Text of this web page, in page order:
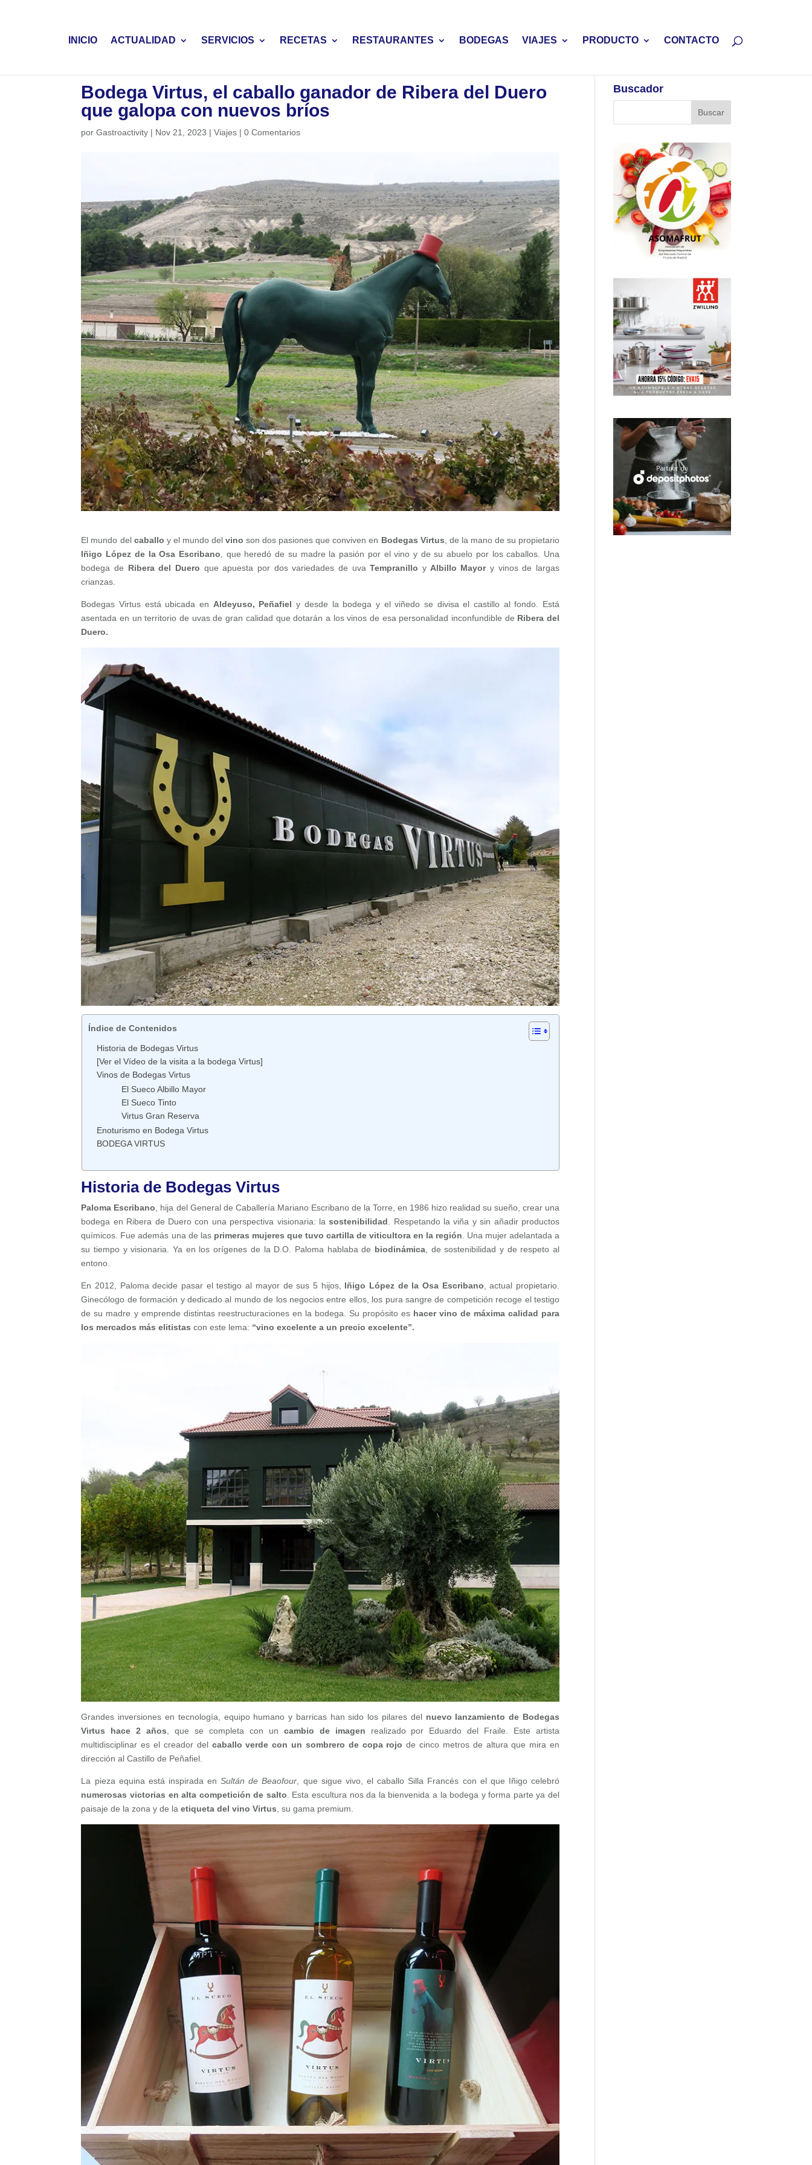
INICIO ACTUALIDAD SERVICIOS RECETAS RESTAURANTES BODEGAS VIAJES PRODUCTO CONTACTO
Bodega Virtus, el caballo ganador de Ribera del Duero
que galopa con nuevos bríos
porGastroactivity | Nov 21, 2023 |Viajes |0 Comentarios
El mundo del caballo y el mundo delvino son dos pasiones que conviven en Bodegas Virtus , de la mano de su propietario
Iñigo López de la Osa Escribano , que heredó de su madre la pasión por el vino y de su abuelo por los caballos. Una
bodega de Ribera del Duero que apuesta por dos variedades de uvaTempranilloy Albillo Mayory vinos de largas
crianzas.
Bodegas Virtus está ubicada en Aldeyuso, Peñafiel y desde la bodega y el viñedo se divisa el castillo al fondo. Está
asentada en un territorio de uvas de gran calidad que dotarán a los vinos de esa personalidad inconfundible de Ribera del
Duero.
Índice de Contenidos
Historia de Bodegas Virtus
[Ver el Vídeo de la visita a la bodega Virtus]
Vinos de Bodegas Virtus
El Sueco Albillo Mayor
El Sueco Tinto
Virtus Gran Reserva
Enoturismo en Bodega Virtus
BODEGA VIRTUS
Historia de Bodegas Virtus
Paloma Escribano, hija del General de Caballería Mariano Escribano de la Torre, en 1986 hizo realidad su sueño, crear una
bodega en Ribera de Duero con una perspectiva visionaria: lasostenibilidad. Respetando la viña y sin añadir productos
químicos. Fue además una de las primeras mujeres que tuvo cartilla de viticultora en la región. Una mujer adelantada a
su tiempo y visionaria. Ya en los orígenes de la D.O. Paloma hablaba de biodinámica, de sostenibilidad y de respeto al
entono.
En 2012, Paloma decide pasar el testigo al mayor de sus 5 hijos, Iñigo López de la Osa Escribano, actual propietario.
Ginecólogo de formación y dedicado al mundo de los negocios entre ellos, los pura sangre de competición recoge el testigo
de su madre y emprende distintas reestructuraciones en la bodega. Su propósito es hacer vino de máxima calidad para
los mercados más elitistas con este lema: “vino excelente a un precio excelente”.
Grandes inversiones en tecnología, equipo humano y barricas han sido los pilares del nuevo lanzamiento de Bodegas
Virtus hace 2 años , que se completa con un cambio de imagen realizado por Eduardo del Fraile. Este artista
multidisciplinar es el creador del caballo verde con un sombrero de copa rojo de cinco metros de altura que mira en
dirección al Castillo de Peñafiel.
La pieza equina está inspirada enSultán de Beaofour , que sigue vivo, el caballo Silla Francés con el que Iñigo celebró
numerosas victorias en alta competición de salto . Esta escultura nos da la bienvenida a la bodega y forma parte ya del
paisaje de la zona y de laetiqueta del vino Virtus , su gama premium.
Buscador